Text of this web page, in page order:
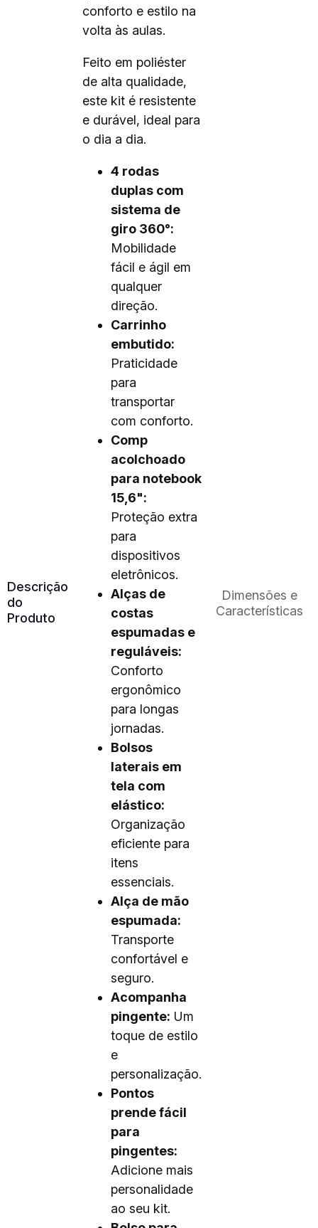
Descrição
do
Produto
conforto e estilo na
volta às aulas.
Feito em poliéster
de alta qualidade,
este kit é resistente
e durável, ideal para
o dia a dia.
4 rodas
duplas com
sistema de
giro 360°:
Mobilidade
fácil e ágil em
qualquer
direção.
Carrinho
embutido:
Praticidade
para
transportar
com conforto.
Comp
acolchoado
para notebook
15,6":
Proteção extra
para
dispositivos
eletrônicos.
Alças de
costas
espumadas e
reguláveis:
Conforto
ergonômico
para longas
jornadas.
Bolsos
laterais em
tela com
elástico:
Organização
eficiente para
itens
essenciais.
Alça de mão
espumada:
Transporte
confortável e
seguro.
Acompanha
pingente: Um
toque de estilo
e
personalização.
Pontos
prende fácil
para
pingentes:
Adicione mais
personalidade
ao seu kit.
Dimensões e
Características